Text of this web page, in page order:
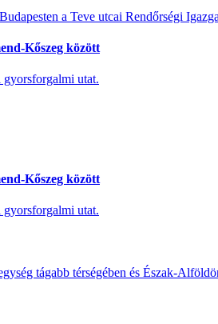
a Teve utcai Rendőrségi
Kőszeg között
utat.
Kőszeg között
utat.
tágabb térségében és Észak-